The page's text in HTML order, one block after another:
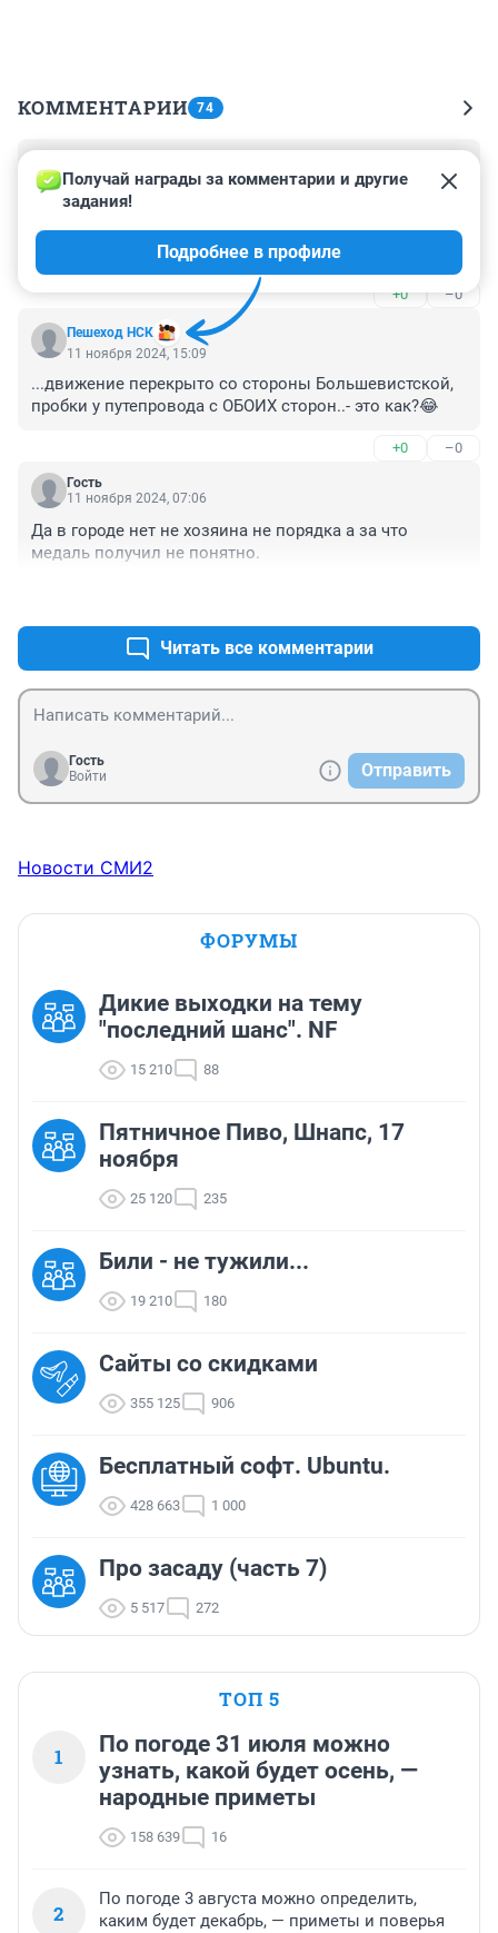
КОММЕНТАРИИ 74
11 ноября 2024, 23:18
Автогенная вообще перекрыто с начало лета,все
брошено не кто не работает.целая куча лица закрыта
и всем пофиг.в какой стране живем не пойму.
+0 –0
Пешеход НСК
Получай награды за комментарии и другие
задания!
Подробнее в профиле
11 ноября 2024, 15:09
...движение перекрыто со стороны Большевистской,
пробки у путепровода с ОБОИХ сторон..- это как?😂
+0 –0
Гость
11 ноября 2024, 07:06
Да в городе нет не хозяина не порядка а за что
медаль получил не понятно.
Читать все комментарии
Гость
Войти
Отправить
Новости СМИ2
ФОРУМЫ
Дикие выходки на тему
"последний шанс". NF
15 210 88
Пятничное Пиво, Шнапс, 17
ноября
25 120 235
Били - не тужили...
19 210 180
Сайты со скидками
355 125 906
Бесплатный софт. Ubuntu.
428 663 1 000
Про засаду (часть 7)
5 517 272
ТОП 5
1
По погоде 31 июля можно
узнать, какой будет осень, —
народные приметы
158 639 16
2
По погоде 3 августа можно определить,
каким будет декабрь, — приметы и поверья